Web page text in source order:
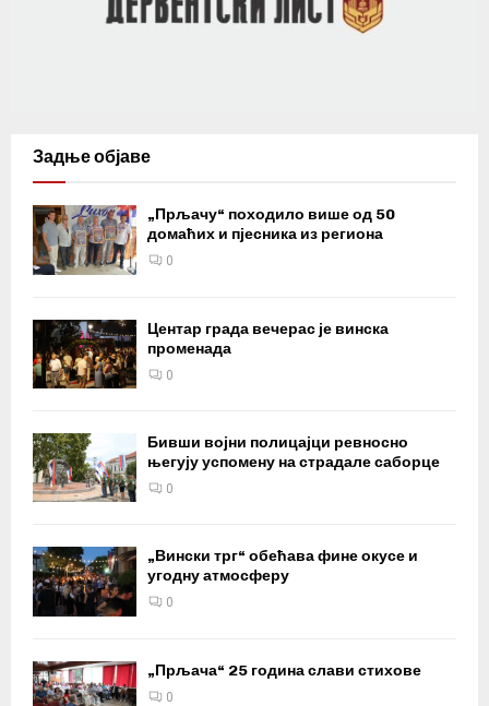
Задње објаве
„Прљачу“ походило више од 50
домаћих и пјесника из региона
0
Центар града вечерас је винска
променада
0
Бивши војни полицајци ревносно
његују успомену на страдале саборце
0
„Вински трг“ обећава фине окусе и
угодну атмосферу
0
„Прљача“ 25 година слави стихове
0